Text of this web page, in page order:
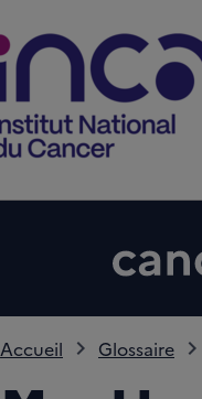
Accueil Glossaire